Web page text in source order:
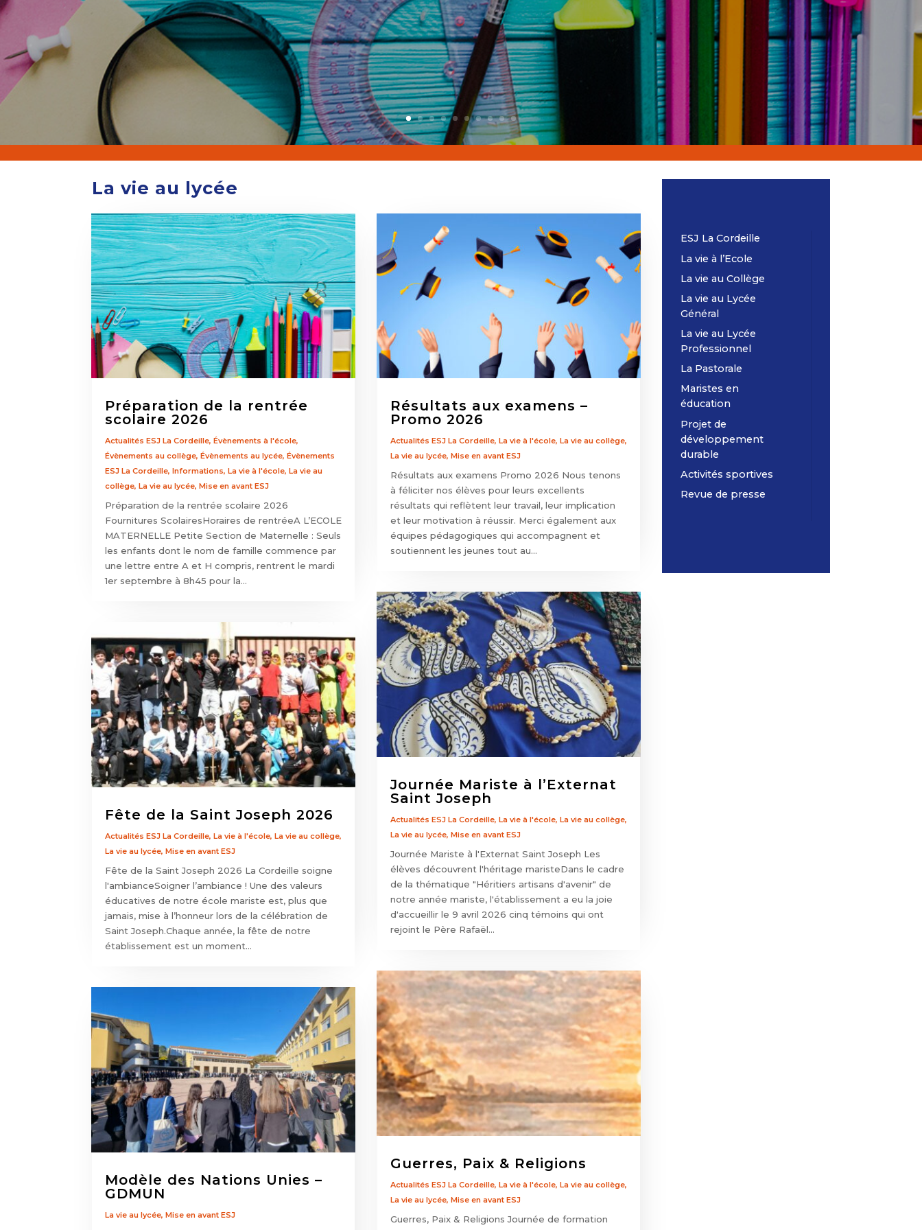
La vie au lycée
Préparation de la rentrée
scolaire 2026
Actualités ESJ La Cordeille,Évènements à l'école,
Évènements au collège,Évènements au lycée,Évènements
ESJ La Cordeille,Informations,La vie à l'école,La vie au
collège,La vie au lycée,Mise en avant ESJ
Préparation de la rentrée scolaire 2026
Fournitures ScolairesHoraires de rentréeA L’ECOLE
MATERNELLE Petite Section de Maternelle : Seuls
les enfants dont le nom de famille commence par
une lettre entre A et H compris, rentrent le mardi
1er septembre à 8h45 pour la...
Fête de la Saint Joseph 2026
Actualités ESJ La Cordeille,La vie à l'école,La vie au collège,
La vie au lycée,Mise en avant ESJ
Fête de la Saint Joseph 2026 La Cordeille soigne
l'ambianceSoigner l’ambiance ! Une des valeurs
éducatives de notre école mariste est, plus que
jamais, mise à l’honneur lors de la célébration de
Saint Joseph.Chaque année, la fête de notre
établissement est un moment...
Modèle des Nations Unies –
GDMUN
La vie au lycée,Mise en avant ESJ
Résultats aux examens –
Promo 2026
Actualités ESJ La Cordeille, La vie à l'école, La vie au collège,
La vie au lycée, Mise en avant ESJ
Résultats aux examens Promo 2026 Nous tenons
à féliciter nos élèves pour leurs excellents
résultats qui reflètent leur travail, leur implication
et leur motivation à réussir. Merci également aux
équipes pédagogiques qui accompagnent et
soutiennent les jeunes tout au...
Journée Mariste à l’Externat
Saint Joseph
Actualités ESJ La Cordeille, La vie à l'école, La vie au collège,
La vie au lycée, Mise en avant ESJ
Journée Mariste à l'Externat Saint Joseph Les
élèves découvrent l'héritage maristeDans le cadre
de la thématique "Héritiers artisans d'avenir" de
notre année mariste, l'établissement a eu la joie
d'accueillir le 9 avril 2026 cinq témoins qui ont
rejoint le Père Rafaël...
Guerres, Paix & Religions
Actualités ESJ La Cordeille, La vie à l'école, La vie au collège,
La vie au lycée, Mise en avant ESJ
Guerres, Paix & Religions Journée de formation
ESJ La Cordeille
La vie à l’Ecole
La vie au Collège
La vie au Lycée
Général
La vie au Lycée
Professionnel
La Pastorale
Maristes en
éducation
Projet de
développement
durable
Activités sportives
Revue de presse